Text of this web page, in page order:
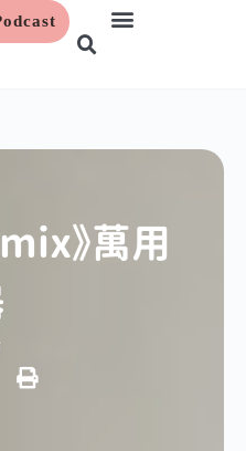
》萬用